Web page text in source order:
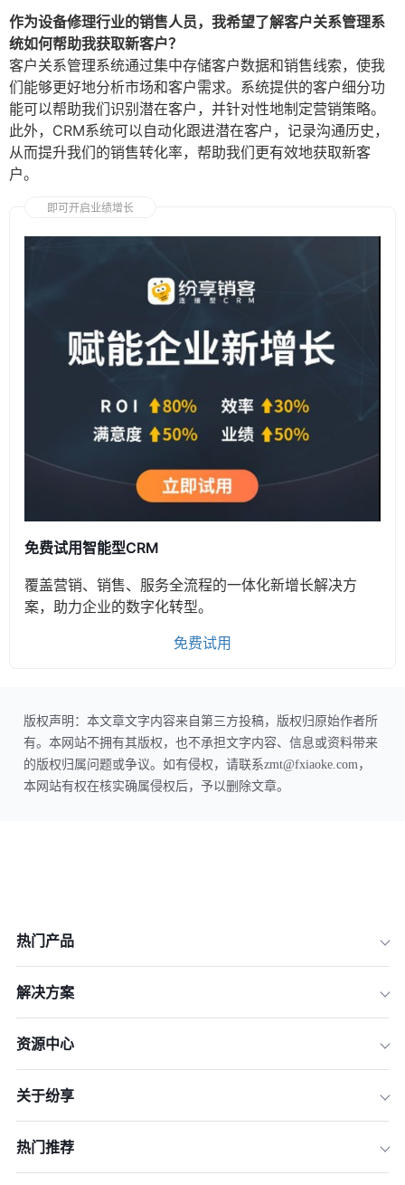
作为设备修理行业的销售人员，我希望了解客户关系管理系
统如何帮助我获取新客户？
客户关系管理系统通过集中存储客户数据和销售线索，使我
们能够更好地分析市场和客户需求。系统提供的客户细分功
能可以帮助我们识别潜在客户，并针对性地制定营销策略。
此外，CRM系统可以自动化跟进潜在客户，记录沟通历史，
从而提升我们的销售转化率，帮助我们更有效地获取新客
户。
即可开启业绩增长
免费试用智能型CRM
覆盖营销、销售、服务全流程的一体化新增长解决方
案，助力企业的数字化转型。
免费试用
版权声明：本文章文字内容来自第三方投稿，版权归原始作者所
有。本网站不拥有其版权，也不承担文字内容、信息或资料带来
的版权归属问题或争议。如有侵权，请联系zmt@fxiaoke.com，
本网站有权在核实确属侵权后，予以删除文章。
热门产品
解决方案
资源中心
关于纷享
热门推荐